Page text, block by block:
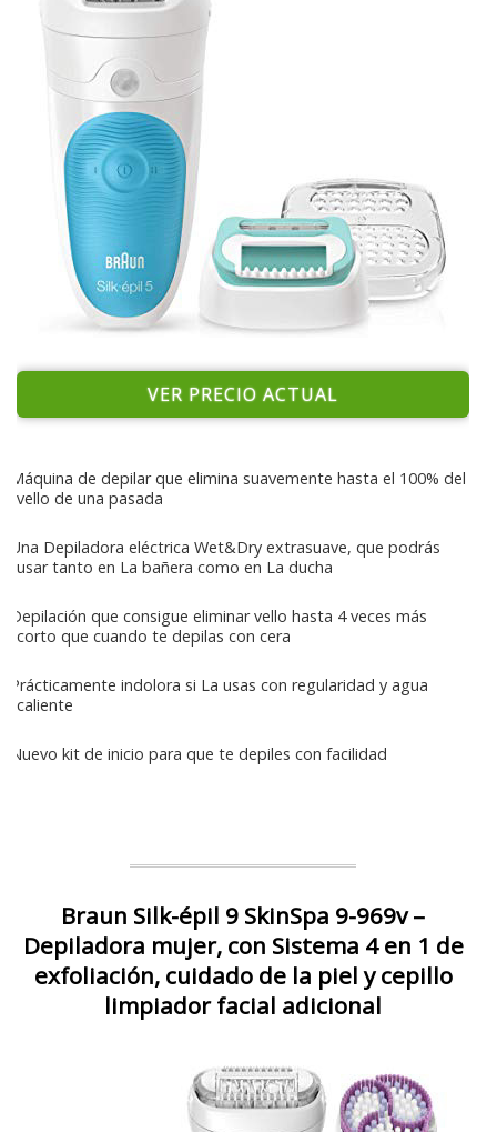
VER PRECIO ACTUAL
Máquina de depilar que elimina suavemente hasta el 100% del
vello de una pasada
Una Depiladora eléctrica Wet&Dry extrasuave, que podrás
usar tanto en La bañera como en La ducha
Depilación que consigue eliminar vello hasta 4 veces más
corto que cuando te depilas con cera
Prácticamente indolora si La usas con regularidad y agua
caliente
Nuevo kit de inicio para que te depiles con facilidad
Braun Silk-épil 9 SkinSpa 9-969v –
Depiladora mujer, con Sistema 4 en 1 de
exfoliación, cuidado de la piel y cepillo
limpiador facial adicional